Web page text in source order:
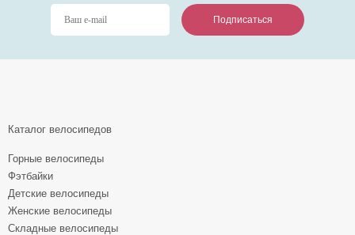
Подписаться
Подписаться
Подписаться
Каталог велосипедов
Горные велосипеды
Фэтбайки
Детские велосипеды
Женские велосипеды
Складные велосипеды